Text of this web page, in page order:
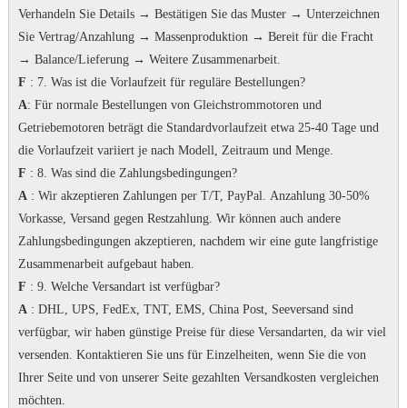
Verhandeln Sie Details → Bestätigen Sie das Muster → Unterzeichnen
Sie Vertrag/Anzahlung → Massenproduktion → Bereit für die Fracht
→ Balance/Lieferung → Weitere Zusammenarbeit.
F : 7. Was ist die Vorlaufzeit für reguläre Bestellungen?
A: Für normale Bestellungen von Gleichstrommotoren und
Getriebemotoren beträgt die Standardvorlaufzeit etwa 25-40 Tage und
die Vorlaufzeit variiert je nach Modell, Zeitraum und Menge.
F : 8. Was sind die Zahlungsbedingungen?
A: Wir akzeptieren Zahlungen per T/T, PayPal. Anzahlung 30-50%
Vorkasse, Versand gegen Restzahlung. Wir können auch andere
Zahlungsbedingungen akzeptieren, nachdem wir eine gute langfristige
Zusammenarbeit aufgebaut haben.
F : 9. Welche Versandart ist verfügbar?
A: DHL, UPS, FedEx, TNT, EMS, China Post, Seeversand sind
verfügbar, wir haben günstige Preise für diese Versandarten, da wir viel
versenden. Kontaktieren Sie uns für Einzelheiten, wenn Sie die von
Ihrer Seite und von unserer Seite gezahlten Versandkosten vergleichen
möchten.